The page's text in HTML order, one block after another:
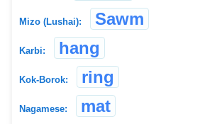
Mizo (Lushai): Sawm
Karbi: hang
Kok-Borok: ring
Nagamese: mat